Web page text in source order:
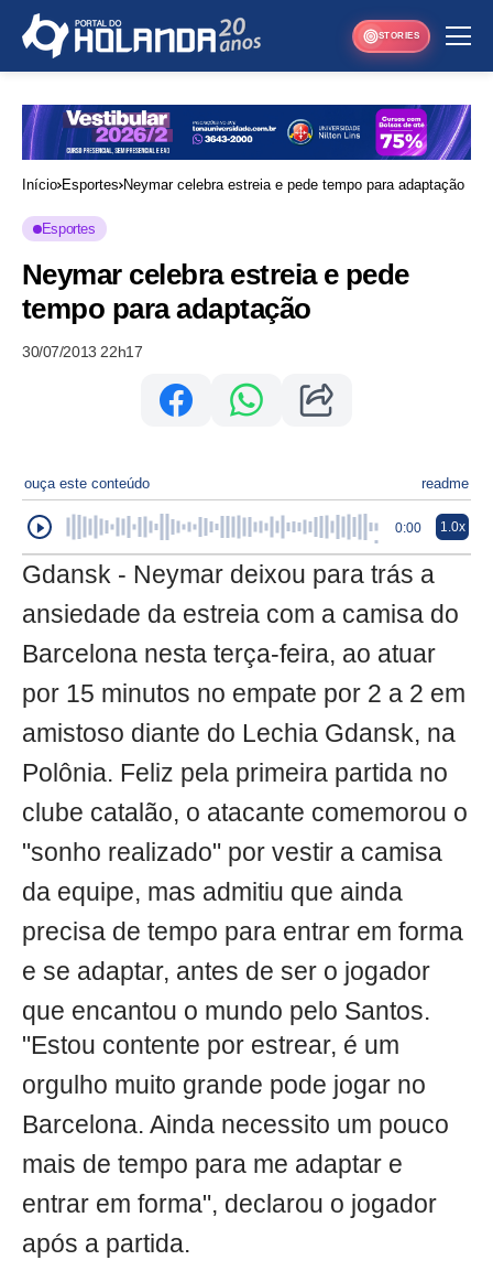
STORIES
Início Esportes Neymar celebra estreia e pede tempo para adaptação
Esportes
Neymar celebra estreia e pede
tempo para adaptação
30/07/2013 22h17
ouça este conteúdo readme
0:00 1.0x
Gdansk - Neymar deixou para trás a
ansiedade da estreia com a camisa do
Barcelona nesta terça-feira, ao atuar
por 15 minutos no empate por 2 a 2 em
amistoso diante do Lechia Gdansk, na
Polônia. Feliz pela primeira partida no
clube catalão, o atacante comemorou o
"sonho realizado" por vestir a camisa
da equipe, mas admitiu que ainda
precisa de tempo para entrar em forma
e se adaptar, antes de ser o jogador
que encantou o mundo pelo Santos.
"Estou contente por estrear, é um
orgulho muito grande pode jogar no
Barcelona. Ainda necessito um pouco
mais de tempo para me adaptar e
entrar em forma", declarou o jogador
após a partida.